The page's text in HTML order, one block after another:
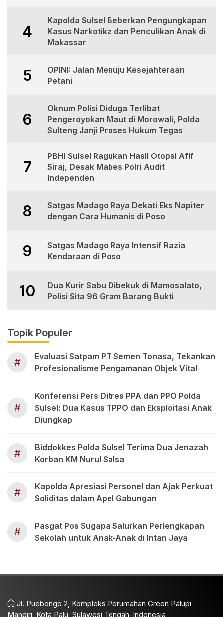
4
Kapolda Sulsel Beberkan Pengungkapan
Kasus Narkotika dan Penculikan Anak di
Makassar
5
OPINI: Jalan Menuju Kesejahteraan
Petani
6
Oknum Polisi Diduga Terlibat
Pengeroyokan Maut di Morowali, Polda
Sulteng Janji Proses Hukum Tegas
7
PBHI Sulsel Ragukan Hasil Otopsi Afif
Siraj, Desak Mabes Polri Audit
Independen
8
Satgas Madago Raya Dekati Eks Napiter
dengan Cara Humanis di Poso
9
Satgas Madago Raya Intensif Razia
Kendaraan di Poso
10
Dua Kurir Sabu Dibekuk di Mamosalato,
Polisi Sita 96 Gram Barang Bukti
Topik Populer
#
Evaluasi Satpam PT Semen Tonasa, Tekankan
Profesionalisme Pengamanan Objek Vital
#
Konferensi Pers Ditres PPA dan PPO Polda
Sulsel: Dua Kasus TPPO dan Eksploitasi Anak
Diungkap
#
Biddokkes Polda Sulsel Terima Dua Jenazah
Korban KM Nurul Salsa
#
Kapolda Apresiasi Personel dan Ajak Perkuat
Soliditas dalam Apel Gabungan
#
Pasgat Pos Sugapa Salurkan Perlengkapan
Sekolah untuk Anak-Anak di Intan Jaya
Jl. Puebongo 2, Kompleks Perumahan Green Palupi
Mandiri, Kota Palu, Sulawesi Tengah-Indonesia